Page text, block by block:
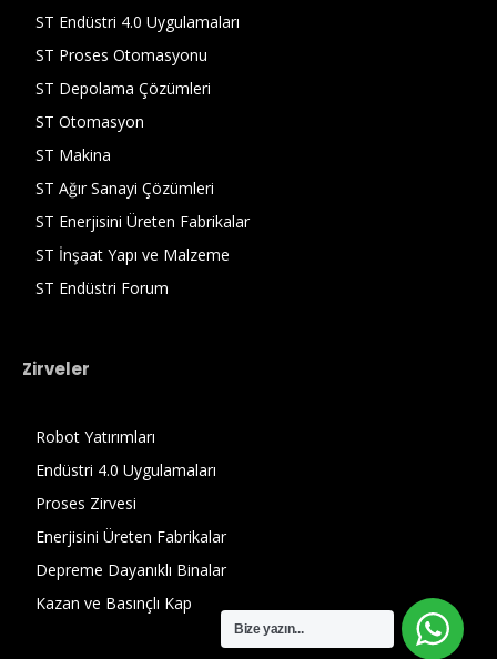
ST Endüstri 4.0 Uygulamaları
ST Proses Otomasyonu
ST Depolama Çözümleri
ST Otomasyon
ST Makina
ST Ağır Sanayi Çözümleri
ST Enerjisini Üreten Fabrikalar
ST İnşaat Yapı ve Malzeme
ST Endüstri Forum
Zirveler
Robot Yatırımları
Endüstri 4.0 Uygulamaları
Proses Zirvesi
Enerjisini Üreten Fabrikalar
Depreme Dayanıklı Binalar
Kazan ve Basınçlı Kap
Bize yazın...